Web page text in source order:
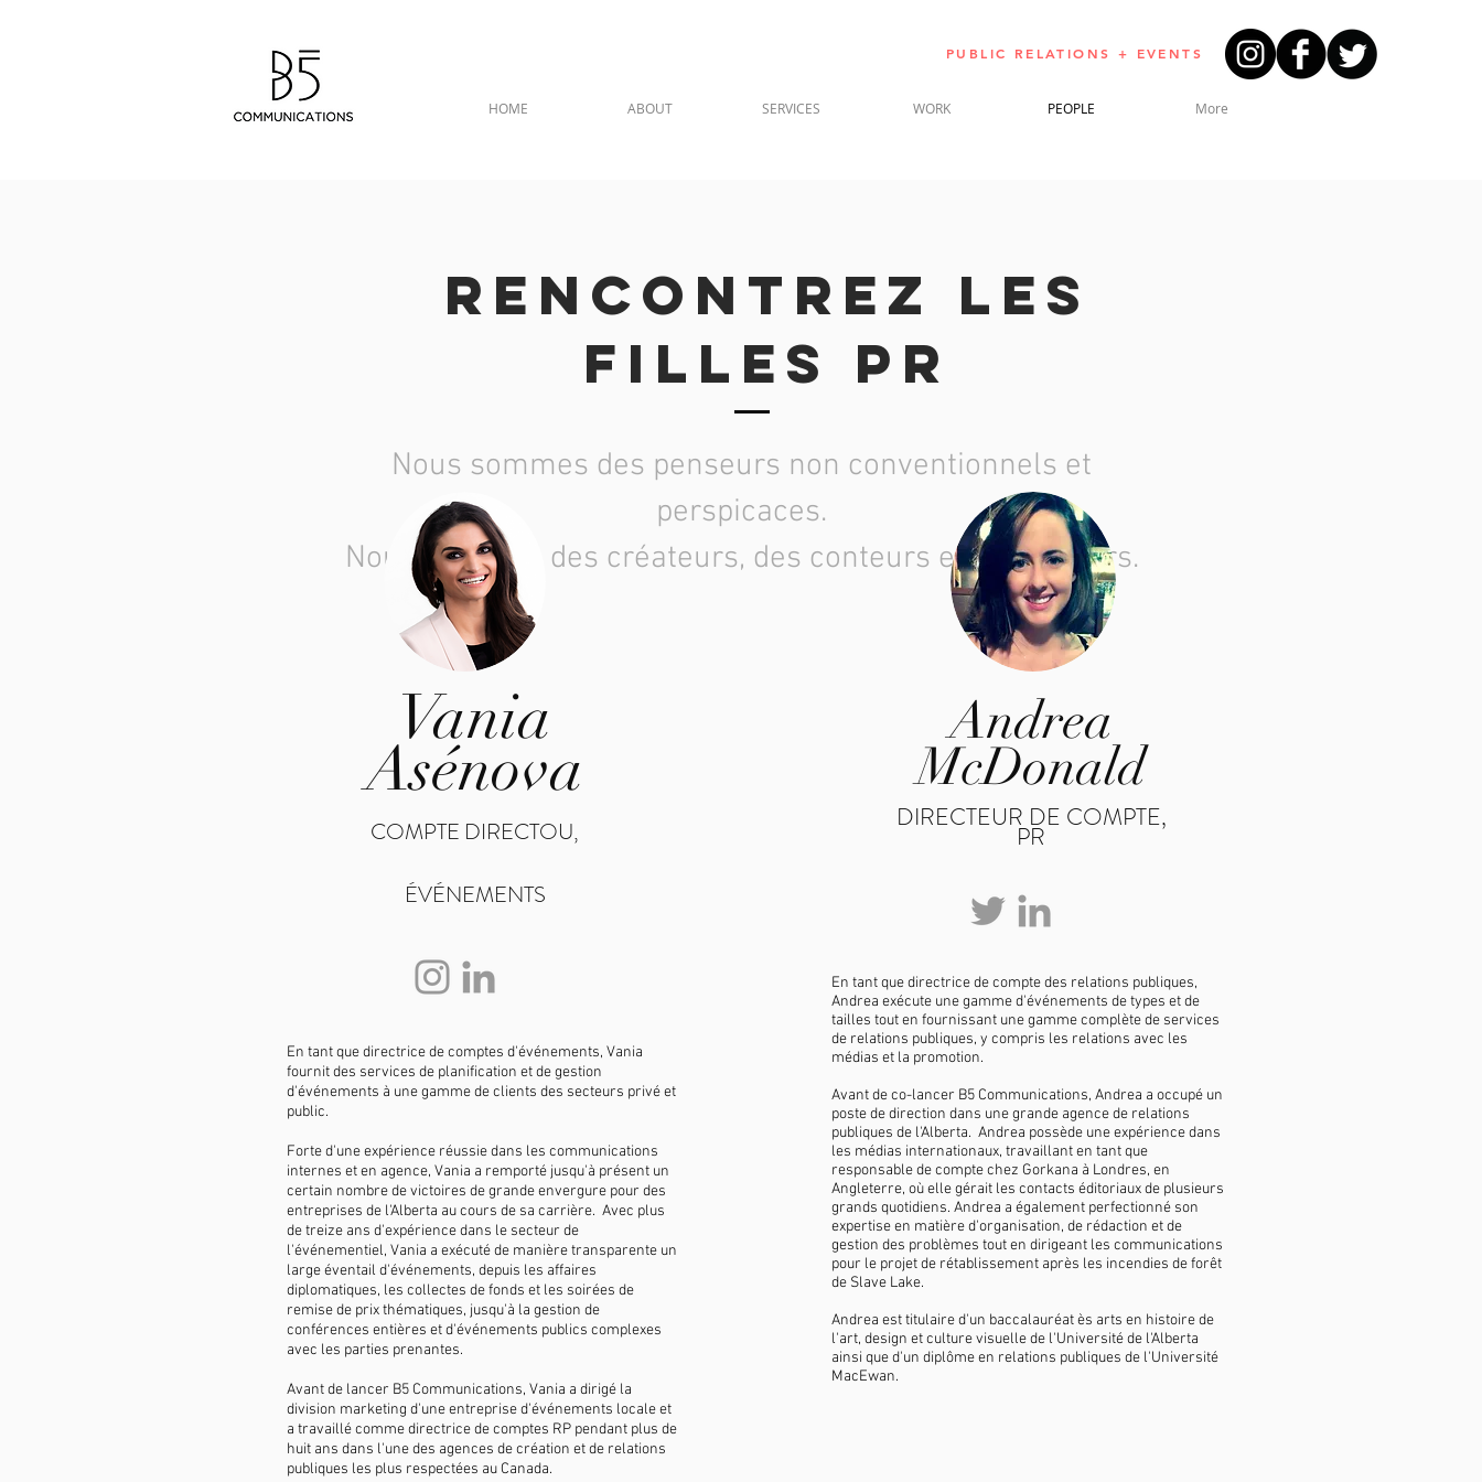
PUBLIC RELATIONS + EVENTS
HOME ABOUT SERVICES WORK PEOPLE More
Rencontrez les
filles pr
Nous sommes des penseurs non conventionnels et
perspicaces.
Nous sommes des créateurs, des conteurs et des acteurs.
Vania
Asénova
COMPTE DIRECTOU,
ÉVÉNEMENTS
En tant que directrice de comptes d'événements, Vania
fournit des services de planification et de gestion
d'événements à une gamme de clients des secteurs privé et
public.
Forte d'une expérience réussie dans les communications
internes et en agence, Vania a remporté jusqu'à présent un
certain nombre de victoires de grande envergure pour des
entreprises de l'Alberta au cours de sa carrière. Avec plus
de treize ans d'expérience dans le secteur de
l'événementiel, Vania a exécuté de manière transparente un
large éventail d'événements, depuis les affaires
diplomatiques, les collectes de fonds et les soirées de
remise de prix thématiques, jusqu'à la gestion de
conférences entières et d'événements publics complexes
avec les parties prenantes.
Avant de lancer B5 Communications, Vania a dirigé la
division marketing d'une entreprise d'événements locale et
a travaillé comme directrice de comptes RP pendant plus de
huit ans dans l'une des agences de création et de relations
publiques les plus respectées au Canada.
Andrea
McDonald
DIRECTEUR DE COMPTE,
PR
En tant que directrice de compte des relations publiques,
Andrea exécute une gamme d'événements de types et de
tailles tout en fournissant une gamme complète de services
de relations publiques, y compris les relations avec les
médias et la promotion.
Avant de co-lancer B5 Communications, Andrea a occupé un
poste de direction dans une grande agence de relations
publiques de l'Alberta. Andrea possède une expérience dans
les médias internationaux, travaillant en tant que
responsable de compte chez Gorkana à Londres, en
Angleterre, où elle gérait les contacts éditoriaux de plusieurs
grands quotidiens. Andrea a également perfectionné son
expertise en matière d'organisation, de rédaction et de
gestion des problèmes tout en dirigeant les communications
pour le projet de rétablissement après les incendies de forêt
de Slave Lake.
Andrea est titulaire d'un baccalauréat ès arts en histoire de
l'art, design et culture visuelle de l'Université de l'Alberta
ainsi que d'un diplôme en relations publiques de l'Université
MacEwan.